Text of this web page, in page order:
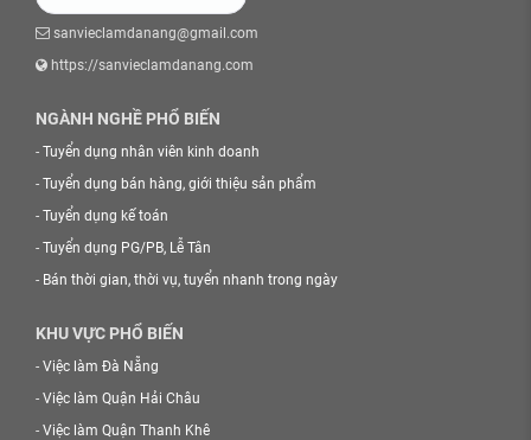
sanvieclamdanang@gmail.com
https://sanvieclamdanang.com
NGÀNH NGHỀ PHỔ BIẾN
- Tuyển dụng nhân viên kinh doanh
- Tuyển dụng bán hàng, giới thiệu sản phẩm
- Tuyển dụng kế toán
- Tuyển dụng PG/PB, Lễ Tân
- Bán thời gian, thời vụ, tuyển nhanh trong ngày
KHU VỰC PHỔ BIẾN
- Việc làm Đà Nẵng
- Việc làm Quận Hải Châu
- Việc làm Quận Thanh Khê